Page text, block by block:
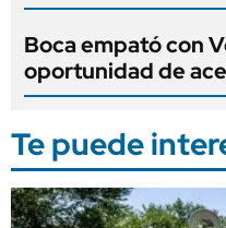
Boca empató con
oportunidad de
Te puede